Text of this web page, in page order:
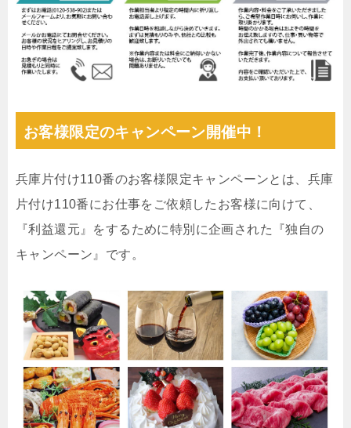
お客様限定のキャンペーン開催中！
兵庫片付け110番のお客様限定キャンペーンとは、兵庫
片付け110番にお仕事をご依頼したお客様に向けて、
『利益還元』をするために特別に企画された『独自の
キャンペーン』です。